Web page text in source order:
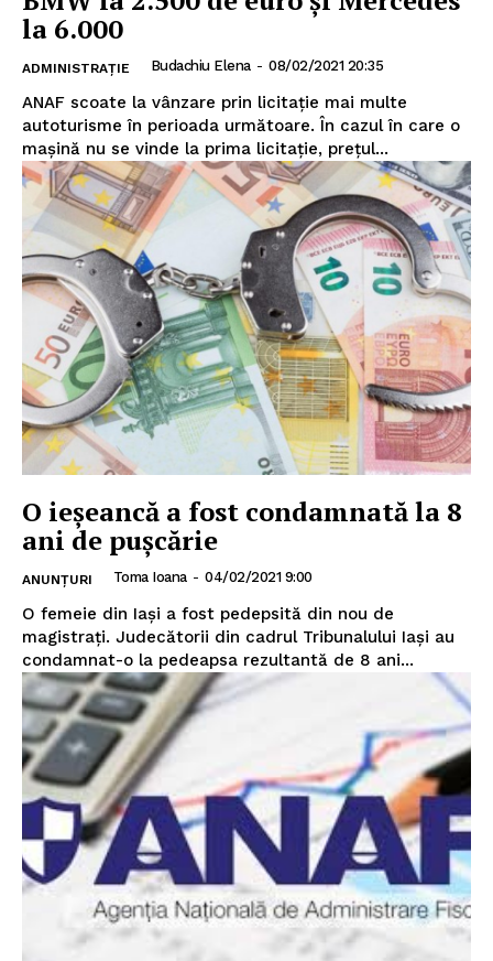
Utile
Publică gratuit anunțul tău!
Contact
Emisiuni
Prelucrarea datelor cu caracter personal
la 6.000
ADMINISTRAȚIE Budachiu Elena - 08/02/2021 20:35
ANAF scoate la vânzare prin licitație mai multe
autoturisme în perioada următoare. În cazul în care o
mașină nu se vinde la prima licitație, prețul...
O ieșeancă a fost condamnată la 8
ani de pușcărie
ANUNȚURI Toma Ioana - 04/02/2021 9:00
O femeie din Iași a fost pedepsită din nou de
magistrați. Judecătorii din cadrul Tribunalului Iași au
condamnat-o la pedeapsa rezultantă de 8 ani...